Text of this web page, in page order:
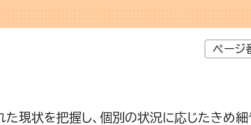
ペー
た現状を把握し、個別の状況に応じたきめ